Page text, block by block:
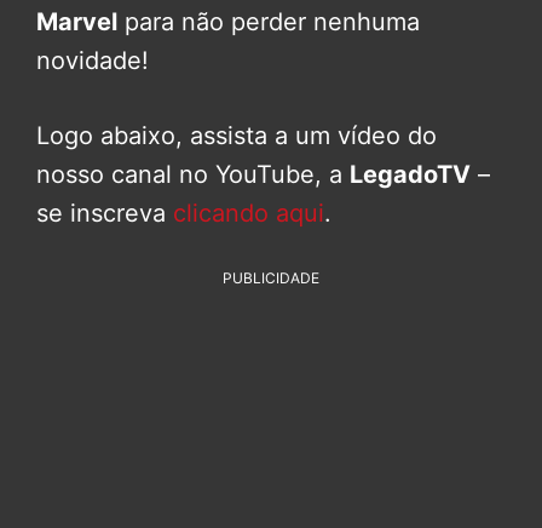
Marvel para não perder nenhuma
novidade!
Logo abaixo, assista a um vídeo do
nosso canal no YouTube, a LegadoTV –
se inscreva clicando aqui.
PUBLICIDADE